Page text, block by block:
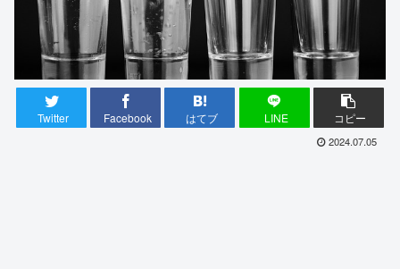
Twitter Facebook はてブ LINE コピー
2024.07.05